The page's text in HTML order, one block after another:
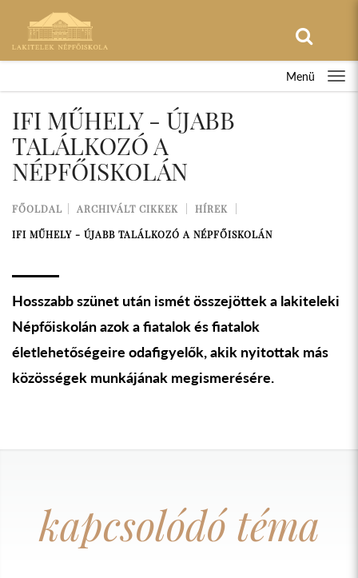
Menü
IFI MŰHELY - ÚJABB
TALÁLKOZÓ A
NÉPFŐISKOLÁN
FŐOLDAL ARCHIVÁLT CIKKEK
HÍREK
IFI MŰHELY - ÚJABB TALÁLKOZÓ A NÉPFŐISKOLÁN
Hosszabb szünet után ismét összejöttek a lakiteleki
Népfőiskolán azok a fiatalok és fiatalok
életlehetőségeire odafigyelők, akik nyitottak más
közösségek munkájának megismerésére.
kapcsolódó téma